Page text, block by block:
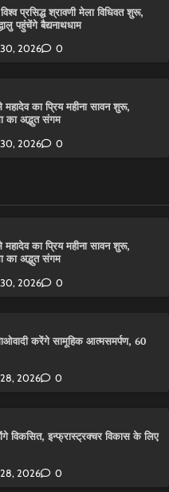
प्रसिद्ध श्रावणी मेला विधिवत शुरू,
पहुंचेंगे बैद्यनाथधाम
30, 2026 0
का प्रिय महीना सावन शुरू,
का अद्भुत संगम
30, 2026 0
का प्रिय महीना सावन शुरू,
का अद्भुत संगम
30, 2026 0
करेंगे सामूहिक आत्मसमर्पण, 60
28, 2026 0
विकसित, इन्फ्रास्ट्रक्चर विकास के लिए
28, 2026 0